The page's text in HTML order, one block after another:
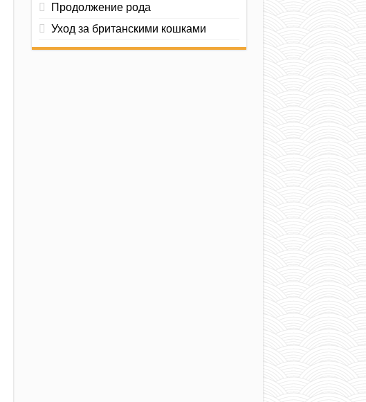
Продолжение рода
Уход за британскими кошками